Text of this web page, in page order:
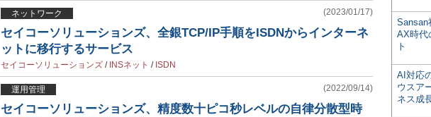
ネットワーク (2023/01/17)
セイコーソリューションズ、全銀TCP/IP手順をISDNからインターネ
ットに移行するサービス
セイコーソリューションズ / INSネット / ISDN
運用管理 (2022/09/14)
セイコーソリューションズ、精度数十ピコ秒レベルの自律分散型時
Sansan
AX時代
ト
AI対応
ウスア
ネス成